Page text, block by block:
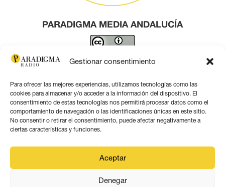
Gestionar consentimiento
Para ofrecer las mejores experiencias, utilizamos tecnologías como las
cookies para almacenar y/o acceder a la información del dispositivo. El
consentimiento de estas tecnologías nos permitirá procesar datos como el
comportamiento de navegación o las identificaciones únicas en este sitio.
No consentir o retirar el consentimiento, puede afectar negativamente a
ciertas características y funciones.
Aceptar
Denegar
PARADIGMA MEDIA ANDALUCÍA
Este obra está bajo una licencia de Creative Commons
Contacto por correo
Aviso legal